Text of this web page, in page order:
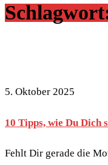
5. Oktober 2025
10 Tipps, wie Du Dich
Fehlt Dir gerade die